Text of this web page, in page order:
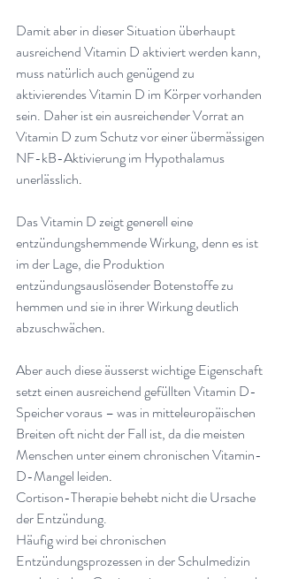
Damit aber in dieser Situation überhaupt
ausreichend Vitamin D aktiviert werden kann,
muss natürlich auch genügend zu
aktivierendes Vitamin D im Körper vorhanden
sein. Daher ist ein ausreichender Vorrat an
Vitamin D zum Schutz vor einer übermässigen
NF-kB-Aktivierung im Hypothalamus
unerlässlich.
Das Vitamin D zeigt generell eine
entzündungshemmende Wirkung, denn es ist
im der Lage, die Produktion
entzündungsauslösender Botenstoffe zu
hemmen und sie in ihrer Wirkung deutlich
abzuschwächen.
Aber auch diese äusserst wichtige Eigenschaft
setzt einen ausreichend gefüllten Vitamin D-
Speicher voraus – was in mitteleuropäischen
Breiten oft nicht der Fall ist, da die meisten
Menschen unter einem chronischen Vitamin-
D-Mangel leiden.
Cortison-Therapie behebt nicht die Ursache
der Entzündung.
Häufig wird bei chronischen
Entzündungsprozessen in der Schulmedizin